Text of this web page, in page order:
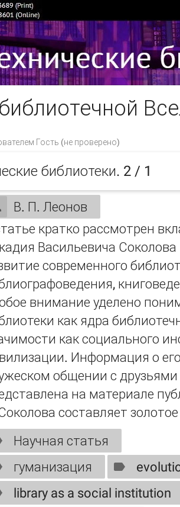
Гость (не проверено)
библиотеки. 2 / 1
В. П. Леонов
кратко рассмотрен
Васильевича Соколова
современного
внимание уделено
как ядра
как социального
Информация о
общении с друзьями
на материале
составляет
Научная статья
гуманизация
library as a social institution